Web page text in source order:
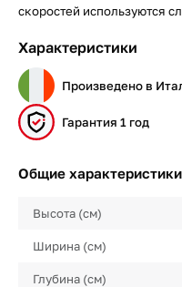
скоростей используются
Характеристики
Произведено в
Гарантия 1 год
Общие характеристики
Высота (см)
Ширина (см)
Глубина (см)